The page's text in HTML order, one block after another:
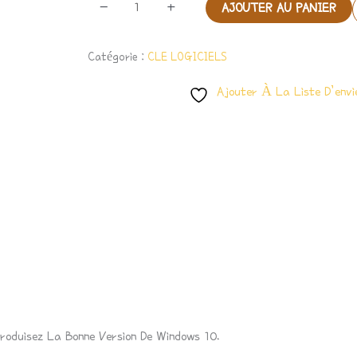
-
Pack.
Pc.
+ AJOUTER AU PANIER
Catégorie : CLE LOGICIELS
Ajouter À La Liste
La Bonne Version De Windows 10.